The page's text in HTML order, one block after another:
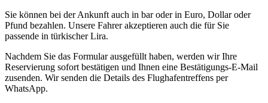
Sie können bei der Ankunft auch in bar oder in Euro, Dollar oder
Pfund bezahlen. Unsere Fahrer akzeptieren auch die für Sie
passende in türkischer Lira.
Nachdem Sie das Formular ausgefüllt haben, werden wir Ihre
Reservierung sofort bestätigen und Ihnen eine Bestätigungs-E-Mail
zusenden. Wir senden die Details des Flughafentreffens per
WhatsApp.